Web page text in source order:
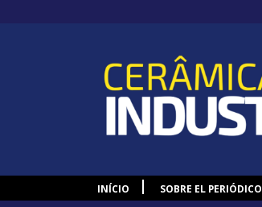
INÍCIO SOBRE EL PERIÓDICO